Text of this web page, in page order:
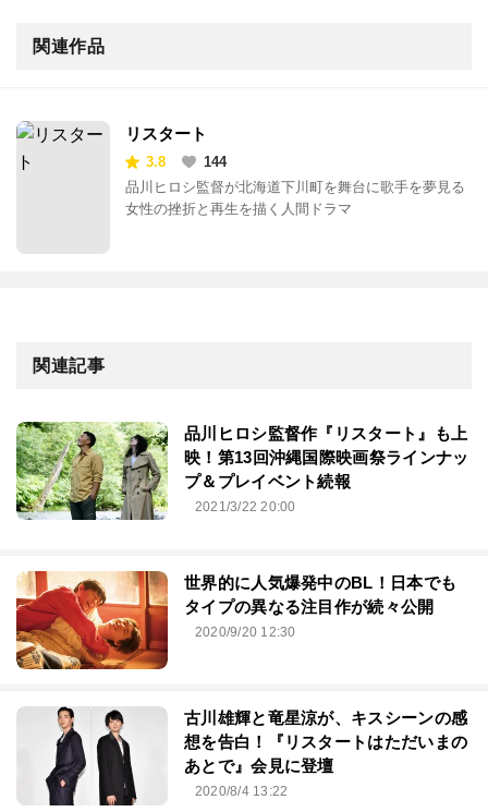
関連作品
リスタート
3.8
144
品川ヒロシ監督が北海道下川町を舞台に歌手を夢見る
女性の挫折と再生を描く人間ドラマ
関連記事
品川ヒロシ監督作『リスタート』も上
映！第13回沖縄国際映画祭ラインナッ
プ＆プレイベント続報
2021/3/22 20:00
世界的に人気爆発中のBL！日本でも
タイプの異なる注目作が続々公開
2020/9/20 12:30
古川雄輝と竜星涼が、キスシーンの感
想を告白！『リスタートはただいまの
あとで』会見に登壇
2020/8/4 13:22